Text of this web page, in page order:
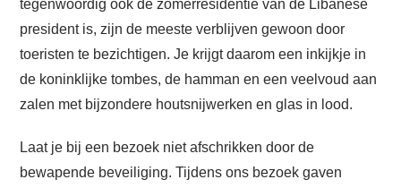
tegenwoordig ook de zomerresidentie van de Libanese
president is, zijn de meeste verblijven gewoon door
toeristen te bezichtigen. Je krijgt daarom een inkijkje in
de koninklijke tombes, de hamman en een veelvoud aan
zalen met bijzondere houtsnijwerken en glas in lood.
Laat je bij een bezoek niet afschrikken door de
bewapende beveiliging. Tijdens ons bezoek gaven